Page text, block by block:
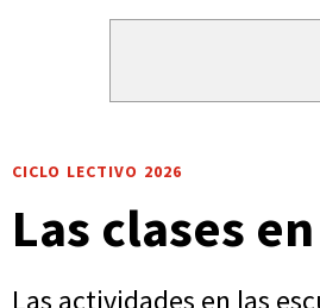
CICLO LECTIVO 2026
Las clases
Las actividades en las